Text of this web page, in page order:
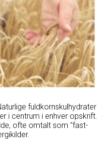
fuldkornskulhydrater
i centrum i enhver opskrift.
ofte omtalt som "fast-